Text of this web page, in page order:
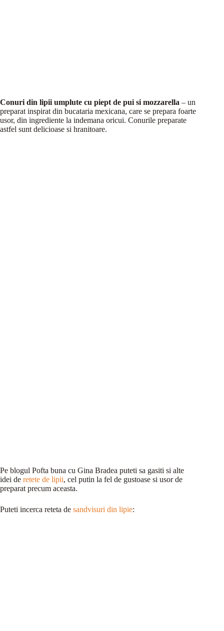
Conuri din lipii umplute cu piept de pui si mozzarella – un
preparat inspirat din bucataria mexicana, care se prepara foarte
usor, din ingrediente la indemana oricui. Conurile preparate
astfel sunt delicioase si hranitoare.
Pe blogul Pofta buna cu Gina Bradea puteti sa gasiti si alte
idei de retete de lipii, cel putin la fel de gustoase si usor de
preparat precum aceasta.
Puteti incerca reteta de sandvisuri din lipie: